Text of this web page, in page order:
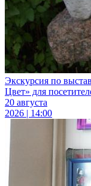
Экскурсия по
Цвет» для
20 августа
2026 | 14:00